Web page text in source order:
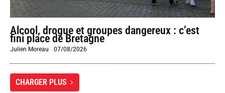
Alcool, drogue et groupes dangereux : c’est
fini place de Bretagne
Julien Moreau -07/08/2026
CHARGER PLUS